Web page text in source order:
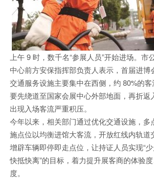
上午 9 时，数千名“参展人员”开始进场。市
中心前方安保指挥部负责人表示，首届进博
交通服务设施主要集中在西侧，约 80%的
要先绕道至国家会展中心外部地面，再折返
出现入场客流严重积压。
今年以来，相关部门通过优化交通设施，多
施点位以均衡进馆大客流，开放红线内轨道
增辟车辆即停即走点位，让持证人员实现“少
快抵快离”的目标，着力提升展客商的体验
度。